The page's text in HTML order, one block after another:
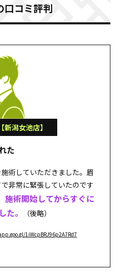
コミ評判
潟女池店】
た
術していただきました。眉
非常に緊張していたのです
施術開始してからすぐに
。
（後略）
1iWcpBRJ96p2A7Rd7